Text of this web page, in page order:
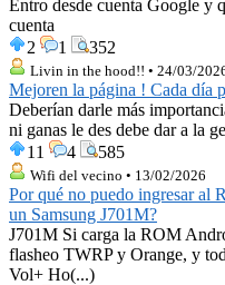
Entro desde cuenta Google y
cuenta
2
1 352
Livin in the hood!! • 24/03/
Mejoren la página ! Cada día
Deberían darle más
ni ganas le des debe dar a la
11
4 585
Wifi del vecino • 13/02/2026
Por qué no puedo ingresar
un Samsung J701M?
J701M Si carga la ROM
flasheo TWRP y Orange, y
Vol+ Ho(...)